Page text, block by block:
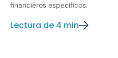
financieros específicos.
Lectura de 4 min